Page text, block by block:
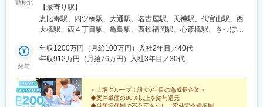
勤務地
関東・関西・北海道・愛知・福岡のプロジェクト先◎U/Iターン歓
迎！ ※ご自身のご希望や居住地を考慮し、決定します。 ※転居
を伴う転勤はありません。◎自動車通勤可能な案件もあり本社／
駅」徒歩1分└東京メトロ日比谷線「恵比寿駅」徒歩3分大阪支社
／大阪府大阪市西区新町1丁目6-23 四ツ橋大川ビル9階└大阪メト
駅」 徒歩5分札幌支社／北海道札幌市中央区北一条西3-3 ばらと北
一条ビル9階└地下鉄「大通」駅徒歩3分└地下鉄「さっぽろ」駅徒
歩5分└JR「札幌」駅徒歩7分名古屋支社／愛知県名古屋市西区名
【最寄り駅】
恵比寿駅、四ツ橋駅、大通駅、名古屋駅、天神駅、代官山駅、西
大橋駅、西４丁目駅、亀島駅、西鉄福岡駅、心斎橋駅、さっぽろ
給与
年収1200万円（月給100万円）入社2年目／40代
年収912万円（月給76万円）入社3年目／30代
＜上場グループ！設立6年目の急成長企業＞
◆案件単価の80％以上を給与還元